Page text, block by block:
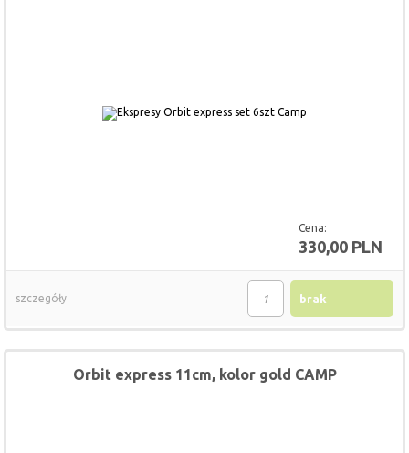
Cena:
330,00 PLN
brak
szczegóły
Orbit express 11cm, kolor gold CAMP